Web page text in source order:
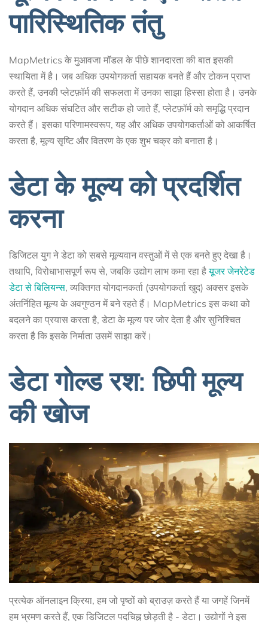
पारिस्थितिक तंतु
MapMetrics के मुआवजा मॉडल के पीछे शानदारता की बात इसकी
स्थायिता में है। जब अधिक उपयोगकर्ता सहायक बनते हैं और टोकन प्राप्त
करते हैं, उनकी प्लेटफ़ॉर्म की सफलता में उनका साझा हिस्सा होता है। उनके
योगदान अधिक संघटित और सटीक हो जाते हैं, प्लेटफ़ॉर्म को समृद्धि प्रदान
करते हैं। इसका परिणामस्वरूप, यह और अधिक उपयोगकर्ताओं को आकर्षित
करता है, मूल्य सृष्टि और वितरण के एक शुभ चक्र को बनाता है।
डेटा के मूल्य को प्रदर्शित
करना
डिजिटल युग ने डेटा को सबसे मूल्यवान वस्तुओं में से एक बनते हुए देखा है।
तथापि, विरोधाभासपूर्ण रूप से, जबकि उद्योग लाभ कमा रहा हैयूजर जेनरेटेड
डेटा से बिलियन्स, व्यक्तिगत योगदानकर्ता (उपयोगकर्ता खुद) अक्सर इसके
अंतर्निहित मूल्य के अवगुण्ठन में बने रहते हैं। MapMetrics इस कथा को
बदलने का प्रयास करता है, डेटा के मूल्य पर जोर देता है और सुनिश्चित
करता है कि इसके निर्माता उसमें साझा करें।
डेटा गोल्ड रश: छिपी मूल्य
की खोज
प्रत्येक ऑनलाइन क्रिया, हम जो पृष्ठों को ब्राउज़ करते हैं या जगहें जिनमें
हम भ्रमण करते हैं, एक डिजिटल पदचिह्न छोड़ती है - डेटा। उद्योगों ने इस